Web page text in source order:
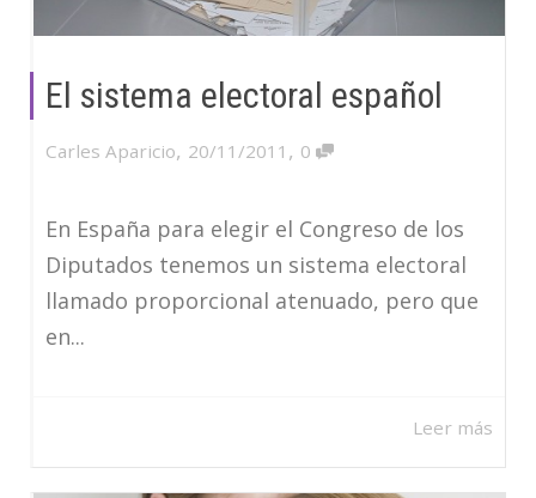
El sistema electoral español
Carles Aparicio, 20/11/2011 , 0
En España para elegir el Congreso de los
Diputados tenemos un sistema electoral
llamado proporcional atenuado, pero que
en...
Leer más